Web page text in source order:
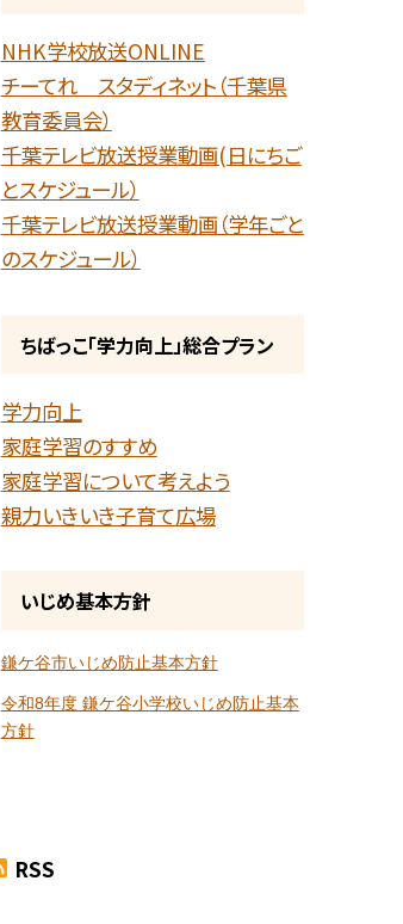
NHK学校放送ONLINE
チーてれ スタディネット（千葉県
教育委員会）
千葉テレビ放送授業動画(日にちご
とスケジュール）
千葉テレビ放送授業動画（学年ごと
のスケジュール）
ちばっこ「学力向上」総合プラン
学力向上
家庭学習のすすめ
家庭学習について考えよう
親力いきいき子育て広場
いじめ基本方針
鎌ケ谷市いじめ防止基本方針
令和8年度 鎌ケ谷小学校いじめ防止基本
方針
RSS